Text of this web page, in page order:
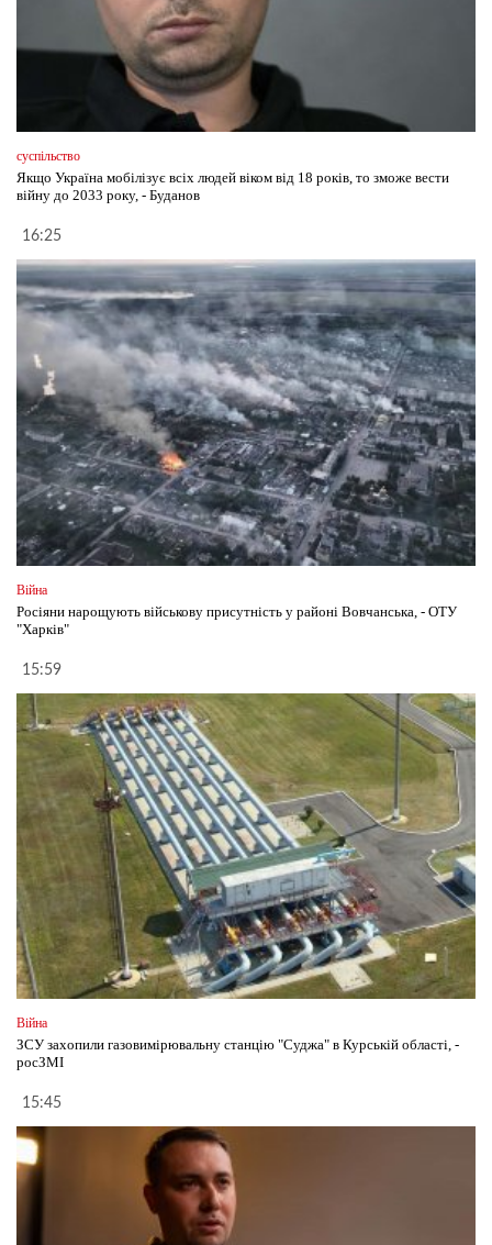
суспільство
Якщо Україна мобілізує всіх людей віком від 18 років, то зможе вести
війну до 2033 року, - Буданов
16:25
Війна
Росіяни нарощують військову присутність у районі Вовчанська, - ОТУ
"Харків"
15:59
Війна
ЗСУ захопили газовимірювальну станцію "Суджа" в Курській області, -
росЗМІ
15:45